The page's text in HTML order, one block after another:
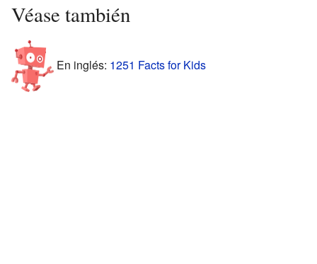
Véase también
En inglés: 1251 Facts for Kids